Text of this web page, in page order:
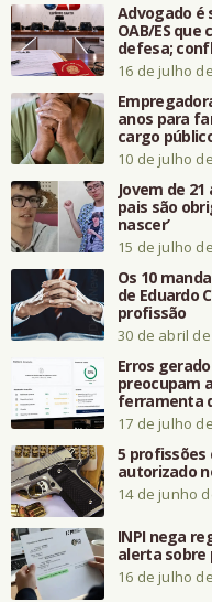
Advogado é
OAB/ES
defesa;
16 de julho
anos para
cargo
10 de julho
Jovem de
pais são
nascer’
15 de julho
Os 10
de Eduardo
profissão
30 de abril
Erros
preocupam
ferramenta
17 de julho
5 profissões
autorizado
14 de junho
INPI nega
alerta sobre
16 de julho